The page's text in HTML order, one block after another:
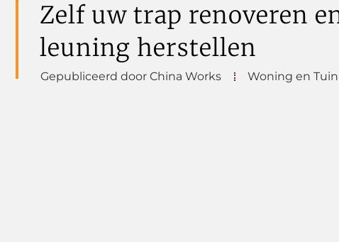
Zelf uw trap renoveren
leuning herstellen
Gepubliceerd door China Works Woning en Tuin